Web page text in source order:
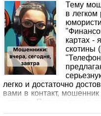
Тему
в легком
картах -
скотины
легко и достаточно
вами в контакт,
человек. Произведение